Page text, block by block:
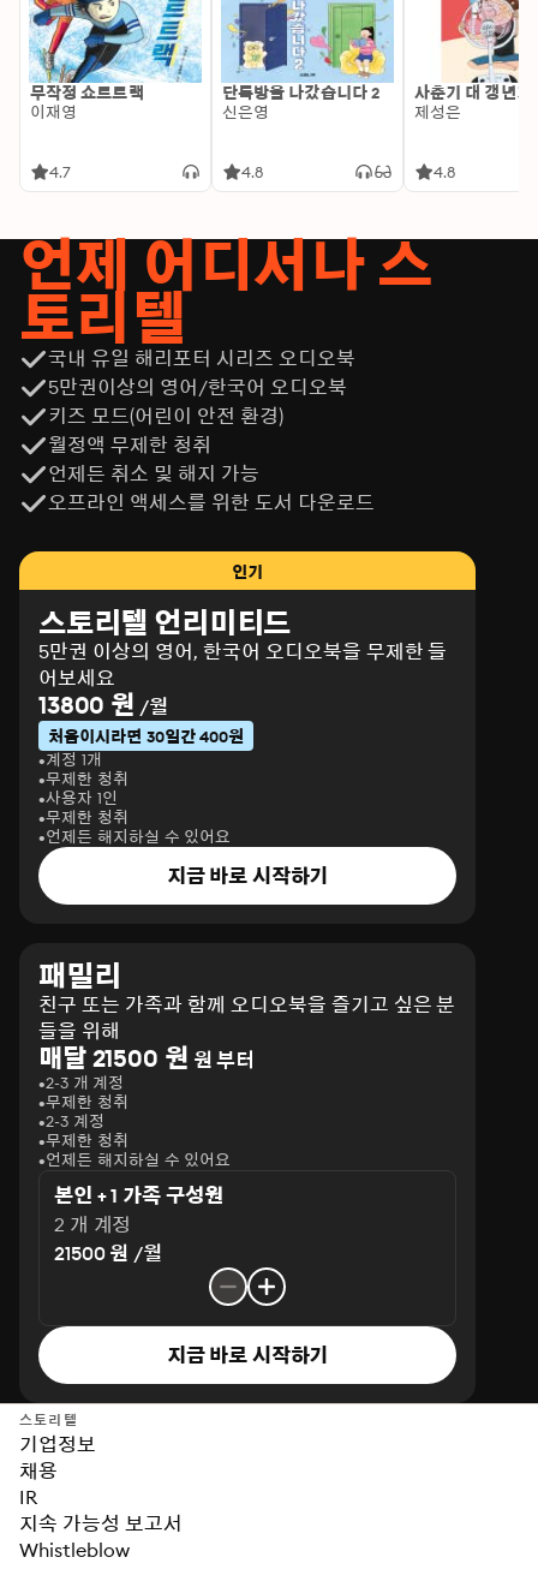
무작정 쇼트트랙
이재영
4.7
단톡방을 나갔습니다 2
신은영
4.8
사춘기 대 갱년기
제성은
4.8
언제 어디서나 스
토리텔
국내 유일 해리포터 시리즈 오디오북
5만권이상의 영어/한국어 오디오북
키즈 모드(어린이 안전 환경)
월정액 무제한 청취
언제든 취소 및 해지 가능
오프라인 액세스를 위한 도서 다운로드
인기
스토리텔 언리미티드
5만권 이상의 영어, 한국어 오디오북을 무제한 들
어보세요
13800 원 /월
처음이시라면 30일간 400원
계정 1개
무제한 청취
사용자 1인
무제한 청취
언제든 해지하실 수 있어요
지금 바로 시작하기
패밀리
친구 또는 가족과 함께 오디오북을 즐기고 싶은 분
들을 위해
매달 21500 원 원 부터
2-3 개 계정
무제한 청취
2-3 계정
무제한 청취
언제든 해지하실 수 있어요
본인 + 1 가족 구성원
2 개 계정
21500 원 /월
지금 바로 시작하기
스토리텔
기업정보
채용
IR
지속 가능성 보고서
Whistleblow